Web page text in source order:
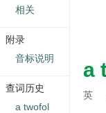
a
英
相关
附录
音标说明
查词历史
a twofol